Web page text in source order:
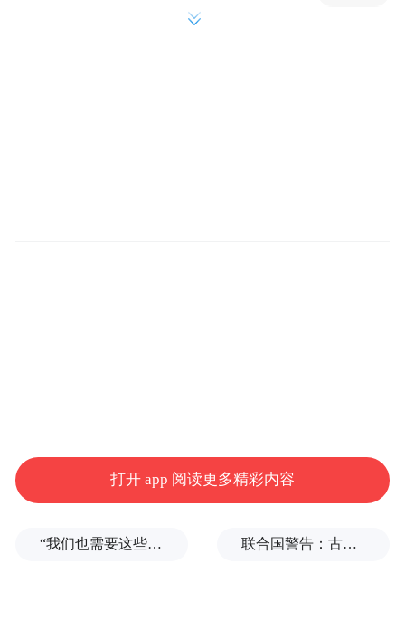
统以及呼吸机、心电图机、监护仪等全套急
打开 app 阅读更多精彩内容
“我们也需要这些导弹啊”，特朗普公开拒绝泽连斯基！ 联合国警告：古巴或变成沉默的加沙